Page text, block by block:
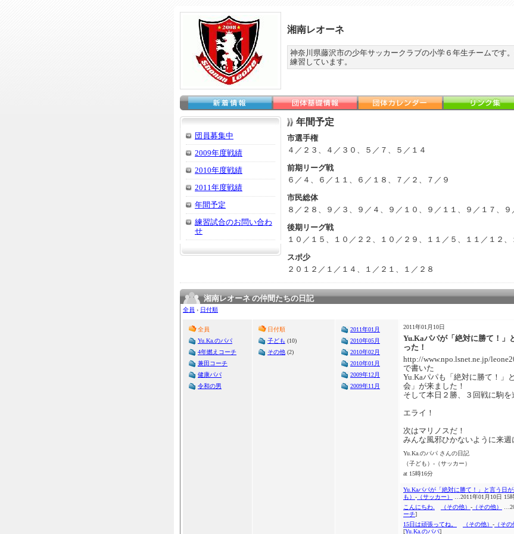
湘南レオーネ
神奈川県藤沢市の少年サッカークラブの小学６年生チームです
練習しています。
団員募集中
2009年度戦績
2010年度戦績
2011年度戦績
年間予定
練習試合のお問い合わ
せ
年間予定
市選手権
４／２３、４／３０、５／７、５／１４
前期リーグ戦
６／４、６／１１、６／１８、７／２、７／９
市民総体
８／２８、９／３、９／４、９／１０、９／１１、９／１７、９
後期リーグ戦
１０／１５、１０／２２、１０／２９、１１／５、１１／１２
スポ少
２０１２／１／１４、１／２１、１／２８
湘南レオーネ の仲間たちの日記
全員 › 日付順
全員
Yu.Ka.のパパ
4年燃えコーチ
兼田コーチ
健康パパ
令和の男
日付順
子ども (10)
その他 (2)
2011年01月
2010年05月
2010年02月
2010年01月
2009年12月
2009年11月
2011年01月10日
Yu.Kaパパが「絶対に勝て！
った！
http://www.npo.lsnet.ne.jp/
で書いた
Yu.Kaパパも「絶対に勝て！」
会」が来ました！
そして本日２勝、３回戦に駒を
エライ！
次はマリノスだ！
みんな風邪ひかないように来週
Yu.Ka.のパパ さんの日記
（子ども）-（サッカー）
at 15時16分
Yu.Kaパパが「絶対に勝て！」と言う
も） - （サッカー） …2011年01月10日 15
こんにちわ.
（その他） - （その他）
ーチ]
15日は頑張ってね。
（その他） - （その
[Yu.Ka.のパパ]